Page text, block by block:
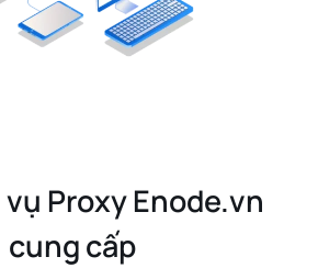
Proxy Enode.vn
cung cấp